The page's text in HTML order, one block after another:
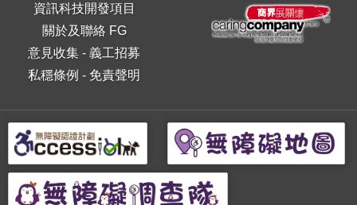
資訊科技開發項目
關於及聯絡 FG
意見收集 -義工招募
私穩條例 - 免責聲明